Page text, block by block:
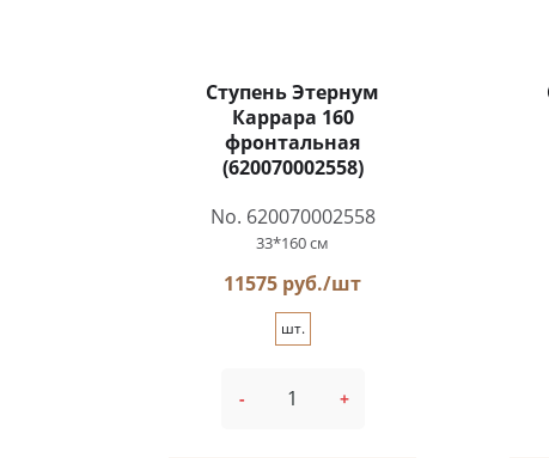
Ступень Этернум
Каррара 160
фронтальная
(620070002558)
No. 620070002558
33*160 см
11575 руб./шт
шт.
- +